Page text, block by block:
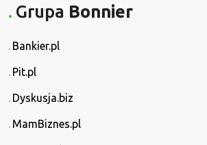
Grupa Bonnier
Bankier.pl
Pit.pl
Dyskusja.biz
MamBiznes.pl